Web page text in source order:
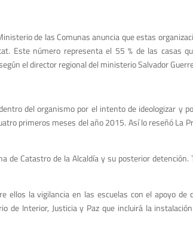
de las Comunas anuncia que estas
Este número representa el 55 % de las casas
el director regional del ministerio Salvador
del organismo por el intento de ideologizar y
primeros meses del año 2015. Así lo reseñó La
de Catastro de la Alcaldía y su posterior detención.
ellos la vigilancia en las escuelas con el apoyo de
de Interior, Justicia y Paz que incluirá la